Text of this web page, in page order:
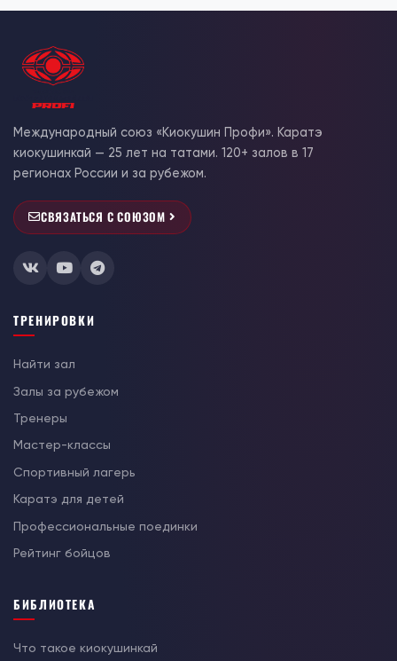
Международный союз «Киокушин Профи». Каратэ
киокушинкай — 25 лет на татами. 120+ залов в 17
регионах России и за рубежом.
СВЯЗАТЬСЯ С СОЮЗОМ
ТРЕНИРОВКИ
Найти зал
Залы за рубежом
Тренеры
Мастер-классы
Спортивный лагерь
Каратэ для детей
Профессиональные поединки
Рейтинг бойцов
БИБЛИОТЕКА
Что такое киокушинкай